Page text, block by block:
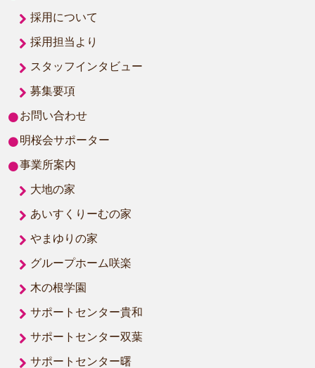
採用について
採用担当より
スタッフインタビュー
募集要項
お問い合わせ
明桜会サポーター
事業所案内
大地の家
あいすくりーむの家
やまゆりの家
グループホーム咲楽
木の根学園
サポートセンター貴和
サポートセンター双葉
サポートセンター曙